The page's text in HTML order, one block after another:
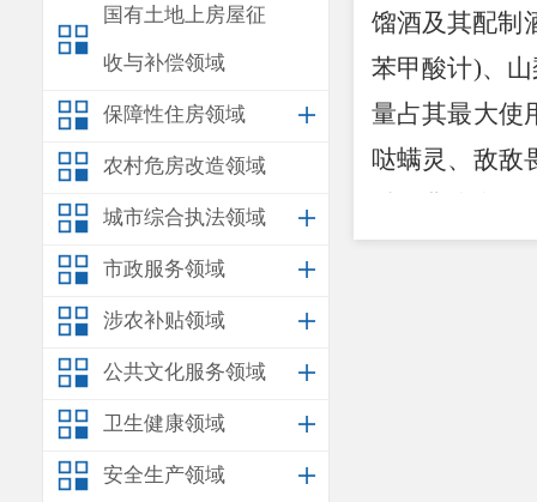
国有土地上房屋征
收与补偿领域
保障性住房领域
农村危房改造领域
城市综合执法领域
市政服务领域
涉农补贴领域
公共文化服务领域
卫生健康领域
安全生产领域
馏酒及其配制
苯甲酸计)、
量占其最大使
哒螨灵、敌敌